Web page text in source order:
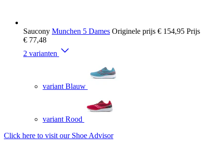
Saucony Munchen 5 Dames Originele prijs € 154,95 Prijs
€ 77,48
2 varianten
variant Blauw
variant Rood
Click here to visit our Shoe Advisor